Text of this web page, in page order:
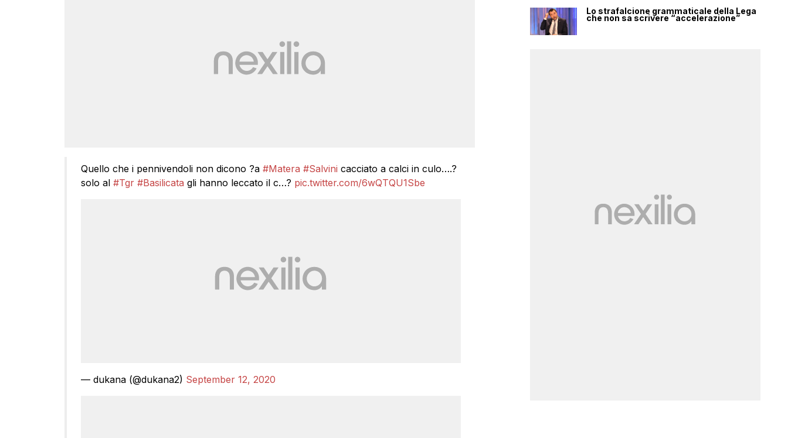
Quello che i pennivendoli non dicono ?a #Matera #Salvini cacciato a calci in culo….?
solo al #Tgr #Basilicata gli hanno leccato il c…? pic.twitter.com/6wQTQU1Sbe
— dukana (@dukana2) September 12, 2020
Lo strafalcione grammaticale della Lega
che non sa scrivere “accelerazione”